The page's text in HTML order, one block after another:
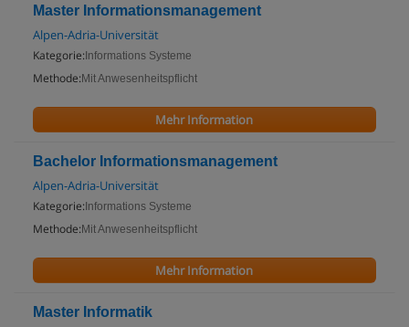
Master Informationsmanagement
Alpen-Adria-Universität
Kategorie: Informations Systeme
Methode: Mit Anwesenheitspflicht
Mehr Information
Bachelor Informationsmanagement
Alpen-Adria-Universität
Kategorie: Informations Systeme
Methode: Mit Anwesenheitspflicht
Mehr Information
Master Informatik